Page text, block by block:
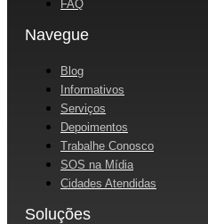
FAQ
Navegue
Blog
Informativos
Serviços
Depoimentos
Trabalhe Conosco
SOS na Mídia
Cidades Atendidas
Soluções